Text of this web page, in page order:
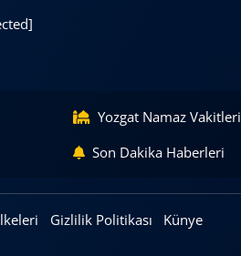
Yozgat Namaz Vakitleri
Son Dakika Haberleri
Gizlilik Politikası
Künye